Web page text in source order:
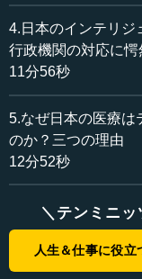
前回の話では非対
したのかが分から
目している脅威であ
な、最も蓋然性の
ことになります。
ご承知の通り「N
したNBC兵器は、
しょうか。
4.日本のインテリ
行政機関の対応に愕
11分56秒
5.なぜ日本の医療は
のか？三つの理由
12分52秒
＼テンミニ
人生＆仕事に役立